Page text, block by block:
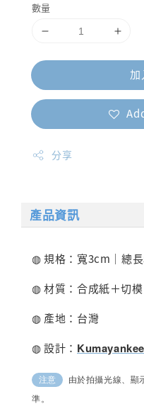
數量
分享
產品資訊
◍ 規格：寬3cm｜總
◍ 材質：合成紙＋切模
◍ 產地：台灣
◍ 設計： Kumayankee
注意
由於拍攝光線、顯
準。